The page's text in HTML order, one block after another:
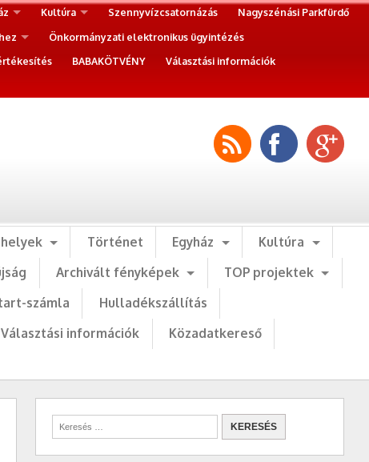
Kultúra Szennyvízcsatornázás
Nagyszénási Parkfürdő
Önkormányzati elektronikus ügyintézés
BABAKÖTVÉNY
Választási információk
Történet Egyház
Kultúra
Archivált fényképek
TOP projektek
számla
Hulladékszállítás
Választási információk
Közadatkereső